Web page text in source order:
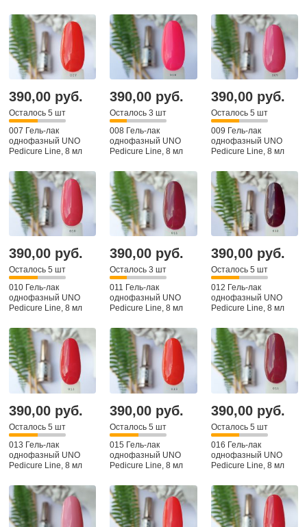
390,00 руб.
Осталось 5 шт
007 Гель-лак
однофазный UNO
Pedicure Line, 8 мл
390,00 руб.
Осталось 3 шт
008 Гель-лак
однофазный UNO
Pedicure Line, 8 мл
390,00 руб.
Осталось 5 шт
009 Гель-лак
однофазный UNO
Pedicure Line, 8 мл
390,00 руб.
Осталось 5 шт
010 Гель-лак
однофазный UNO
Pedicure Line, 8 мл
390,00 руб.
Осталось 3 шт
011 Гель-лак
однофазный UNO
Pedicure Line, 8 мл
390,00 руб.
Осталось 5 шт
012 Гель-лак
однофазный UNO
Pedicure Line, 8 мл
390,00 руб.
Осталось 5 шт
013 Гель-лак
однофазный UNO
Pedicure Line, 8 мл
390,00 руб.
Осталось 5 шт
015 Гель-лак
однофазный UNO
Pedicure Line, 8 мл
390,00 руб.
Осталось 5 шт
016 Гель-лак
однофазный UNO
Pedicure Line, 8 мл